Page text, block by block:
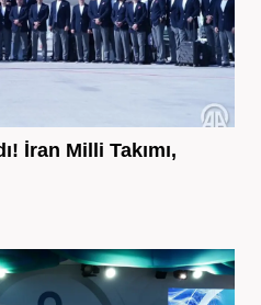
İran Milli Takımı,